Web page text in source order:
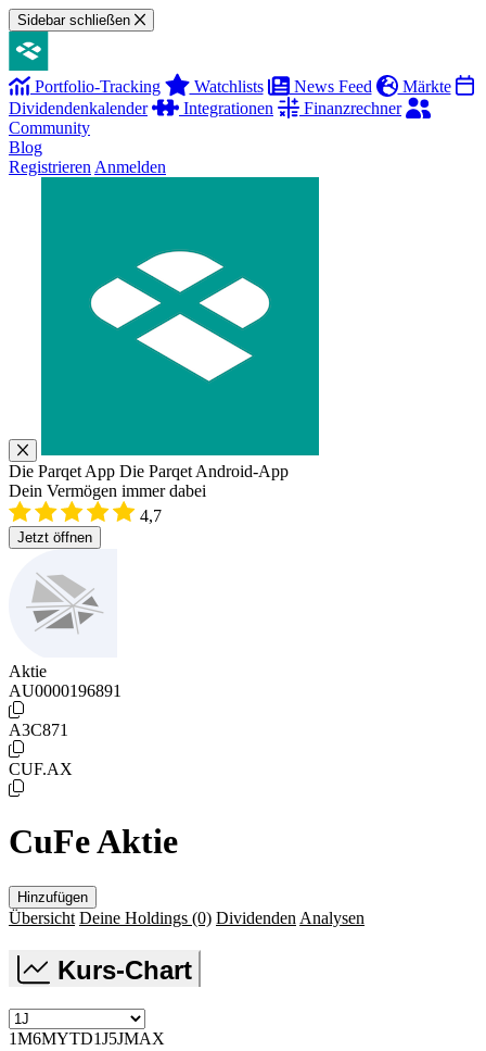
Sidebar schließen
Portfolio-Tracking Watchlists News Feed
Märkte
Dividendenkalender
Integrationen
Finanzrechner
Community
Blog
Registrieren Anmelden
Die Parqet App Die Parqet Android-App
Dein Vermögen immer dabei
4,7
Jetzt öffnen
Aktie
AU0000196891
A3C871
CUF.AX
CuFe Aktie
Hinzufügen
Übersicht Deine Holdings (0) Dividenden Analysen
Kurs-Chart
1M6MYTD1J5JMAX